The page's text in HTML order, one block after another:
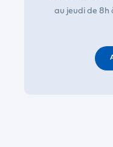
au jeudi de 8h